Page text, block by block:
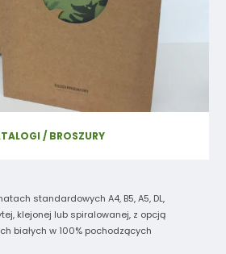
/ BROSZURY
standardowych A4, B5, A5, DL,
klejonej lub spiralowanej, z opcją
białych w 100% pochodzących